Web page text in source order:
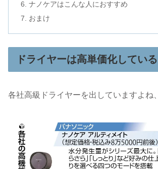
ナノケアはこんな人におすすめ
おまけ
ドライヤーは高単価化している
各社高級ドライヤーを出していますよね、